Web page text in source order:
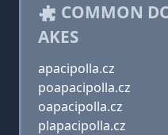
COMMON
AKES
apacipolla.cz
poapacipolla.cz
oapacipolla.cz
plapacipolla.cz